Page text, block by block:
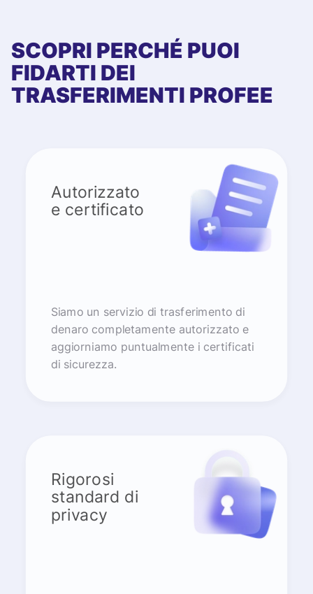
SCOPRI PERCHÉ PUOI
FIDARTI DEI
TRASFERIMENTI PROFEE
Autorizzato
e certificato
Siamo un servizio di trasferimento di
denaro completamente autorizzato e
aggiorniamo puntualmente i certificati
di sicurezza.
Rigorosi
standard di
privacy